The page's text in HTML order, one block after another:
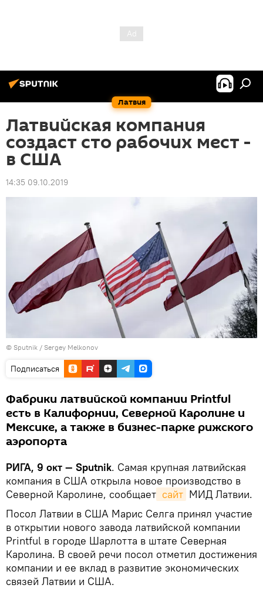
Латвия
Латвийская компания
создаст сто рабочих мест -
в США
14:35 09.10.2019
© Sputnik / Sergey Melkonov
Подписаться
Фабрики латвийской компании Printful
есть в Калифорнии, Северной Каролине и
Мексике, а также в бизнес-парке рижского
аэропорта
РИГА, 9 окт — Sputnik. Самая крупная латвийская
компания в США открыла новое производство в
Северной Каролине, сообщает сайт МИД Латвии.
Посол Латвии в США Марис Селга принял участие
в открытии нового завода латвийской компании
Printful в городе Шарлотта в штате Северная
Каролина. В своей речи посол отметил достижения
компании и ее вклад в развитие экономических
связей Латвии и США.